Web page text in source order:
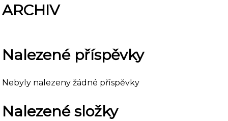
ARCHIV
Nalezené příspěvky
Nebyly nalezeny žádné příspěvky
Nalezené složky